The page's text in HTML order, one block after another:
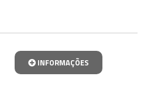
INFORMAÇÕES